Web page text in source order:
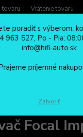
tovaru Vrátenie tovaru
zosilňovač Focal Impulse
Focal
poradiť s výberom,
963 527, Po - Pia:
info@hifi-auto.sk
príjemné
Zatvoriť